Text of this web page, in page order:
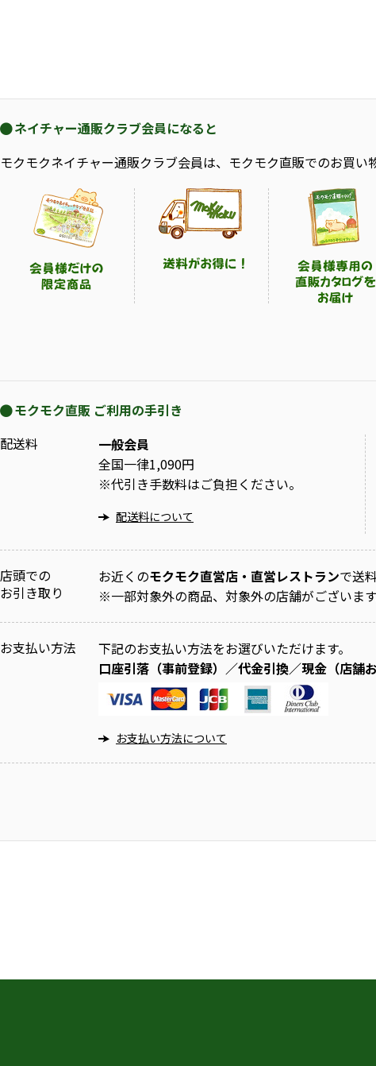
ネイチャー通販クラブ会員になると
モクモクネイチャー通販クラブ会員は、モクモク直販でのお買い
モクモク直販 ご利用の手引き
配送料
一般会員
全国一律1,090円
※代引き手数料はご負担ください。
配送料について
店頭での
お引き取り
お近くのモクモク直営店・直営レストランで送
※一部対象外の商品、対象外の店舗がございます
お支払い方法
下記のお支払い方法をお選びいただけます。
口座引落（事前登録）／代金引換／現金（店舗
お支払い方法について